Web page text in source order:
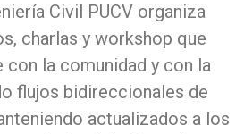
Civil PUCV organiza
charlas y workshop que
con la comunidad y con la
flujos bidireccionales de
actualizados a los